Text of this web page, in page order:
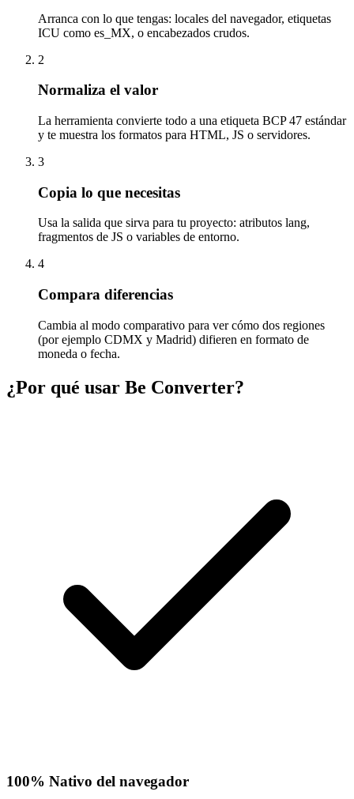
Arranca con lo que tengas: locales del navegador, etiquetas
ICU como es_MX, o encabezados crudos.
2
Normaliza el valor
La herramienta convierte todo a una etiqueta BCP 47 estándar
y te muestra los formatos para HTML, JS o servidores.
3
Copia lo que necesitas
Usa la salida que sirva para tu proyecto: atributos lang,
fragmentos de JS o variables de entorno.
4
Compara diferencias
Cambia al modo comparativo para ver cómo dos regiones
(por ejemplo CDMX y Madrid) difieren en formato de
moneda o fecha.
¿Por qué usar Be Converter?
100% Nativo del navegador